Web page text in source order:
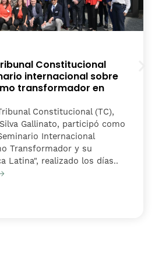
Constitucional
internacional sobre
transformador en
Constitucional (TC),
Gallinato, participó como
Internacional
Transformador y su
Latina", realizado los días..